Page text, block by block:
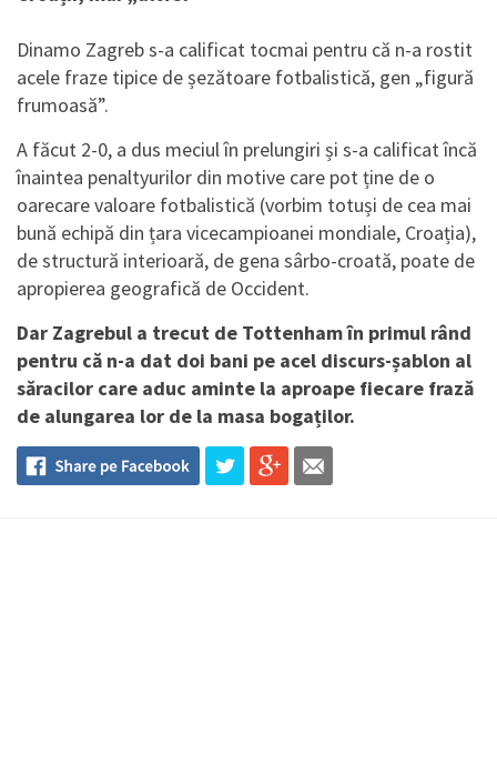
Dinamo Zagreb s-a calificat tocmai pentru că n-a rostit
acele fraze tipice de șezătoare fotbalistică, gen „figură
frumoasă”.
A făcut 2-0, a dus meciul în prelungiri și s-a calificat încă
înaintea penaltyurilor din motive care pot ține de o
oarecare valoare fotbalistică (vorbim totuși de cea mai
bună echipă din țara vicecampioanei mondiale, Croația),
de structură interioară, de gena sârbo-croată, poate de
apropierea geografică de Occident.
Dar Zagrebul a trecut de Tottenham în primul rând
pentru că n-a dat doi bani pe acel discurs-șablon al
săracilor care aduc aminte la aproape fiecare frază
de alungarea lor de la masa bogaților.